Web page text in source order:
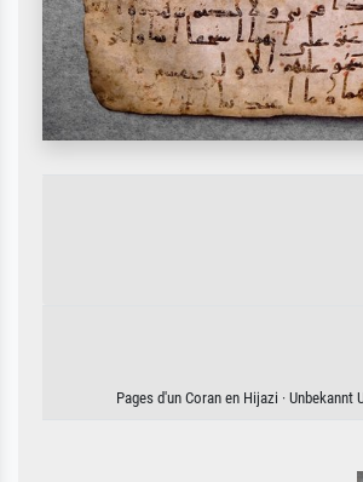
Pages d'un Coran en Hijazi ·